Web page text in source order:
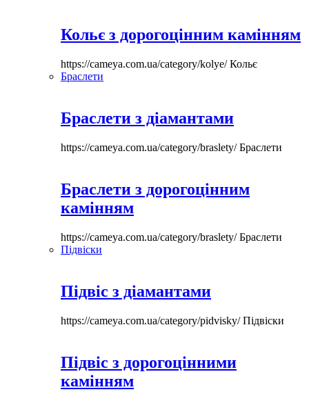
Кольє з дорогоцінним камінням
https://cameya.com.ua/category/kolye/Кольє
Браслети
Браслети з діамантами
https://cameya.com.ua/category/braslety/Браслети
Браслети з дорогоцінним
камінням
https://cameya.com.ua/category/braslety/Браслети
Підвіски
Підвіс з діамантами
https://cameya.com.ua/category/pidvisky/Підвіски
Підвіс з дорогоцінними
камінням